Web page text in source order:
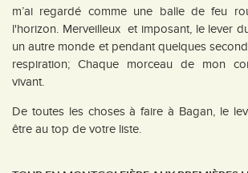
m’ai regardé comme une balle de feu
l'horizon. Merveilleux et imposant, le lever
un autre monde et pendant quelques
respiration; Chaque morceau de mon
vivant.
De toutes les choses à faire à Bagan, le
être au top de votre liste.